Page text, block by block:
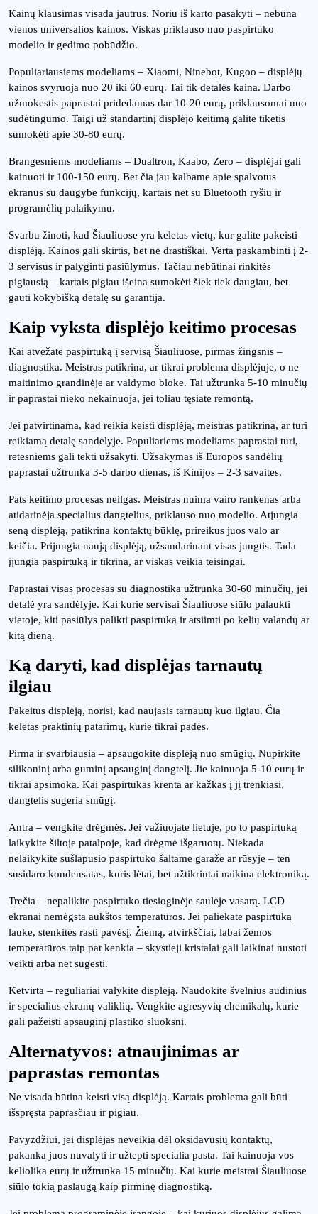
Kainų klausimas visada jautrus. Noriu iš karto pasakyti – nebūna
vienos universalios kainos. Viskas priklauso nuo paspirtuko
modelio ir gedimo pobūdžio.
Populiariausiems modeliams – Xiaomi, Ninebot, Kugoo – displėjų
kainos svyruoja nuo 20 iki 60 eurų. Tai tik detalės kaina. Darbo
užmokestis paprastai pridedamas dar 10-20 eurų, priklausomai nuo
sudėtingumo. Taigi už standartinį displėjo keitimą galite tikėtis
sumokėti apie 30-80 eurų.
Brangesniems modeliams – Dualtron, Kaabo, Zero – displėjai gali
kainuoti ir 100-150 eurų. Bet čia jau kalbame apie spalvotus
ekranus su daugybe funkcijų, kartais net su Bluetooth ryšiu ir
programėlių palaikymu.
Svarbu žinoti, kad Šiauliuose yra keletas vietų, kur galite pakeisti
displėją. Kainos gali skirtis, bet ne drastiškai. Verta paskambinti į 2-
3 servisus ir palyginti pasiūlymus. Tačiau nebūtinai rinkitės
pigiausią – kartais pigiau išeina sumokėti šiek tiek daugiau, bet
gauti kokybišką detalę su garantija.
Kaip vyksta displėjo keitimo procesas
Kai atvežate paspirtuką į servisą Šiauliuose, pirmas žingsnis –
diagnostika. Meistras patikrina, ar tikrai problema displėjuje, o ne
maitinimo grandinėje ar valdymo bloke. Tai užtrunka 5-10 minučių
ir paprastai nieko nekainuoja, jei toliau tęsiate remontą.
Jei patvirtinama, kad reikia keisti displėją, meistras patikrina, ar turi
reikiamą detalę sandėlyje. Populiariems modeliams paprastai turi,
retesniems gali tekti užsakyti. Užsakymas iš Europos sandėlių
paprastai užtrunka 3-5 darbo dienas, iš Kinijos – 2-3 savaites.
Pats keitimo procesas neilgas. Meistras nuima vairo rankenas arba
atidarinėja specialius dangtelius, priklauso nuo modelio. Atjungia
seną displėją, patikrina kontaktų būklę, prireikus juos valo ar
keičia. Prijungia naują displėją, užsandarinant visas jungtis. Tada
įjungia paspirtuką ir tikrina, ar viskas veikia teisingai.
Paprastai visas procesas su diagnostika užtrunka 30-60 minučių, jei
detalė yra sandėlyje. Kai kurie servisai Šiauliuose siūlo palaukti
vietoje, kiti pasiūlys palikti paspirtuką ir atsiimti po kelių valandų ar
kitą dieną.
Ką daryti, kad displėjas tarnautų
ilgiau
Pakeitus displėją, norisi, kad naujasis tarnautų kuo ilgiau. Čia
keletas praktinių patarimų, kurie tikrai padės.
Pirma ir svarbiausia – apsaugokite displėją nuo smūgių. Nupirkite
silikoninį arba guminį apsauginį dangtelį. Jie kainuoja 5-10 eurų ir
tikrai apsimoka. Kai paspirtukas krenta ar kažkas į jį trenkiasi,
dangtelis sugeria smūgį.
Antra – vengkite drėgmės. Jei važiuojate lietuje, po to paspirtuką
laikykite šiltoje patalpoje, kad drėgmė išgaruotų. Niekada
nelaikykite sušlapusio paspirtuko šaltame garaže ar rūsyje – ten
susidaro kondensatas, kuris lėtai, bet užtikrintai naikina elektroniką.
Trečia – nepalikite paspirtuko tiesioginėje saulėje vasarą. LCD
ekranai nemėgsta aukštos temperatūros. Jei paliekate paspirtuką
lauke, stenkitės rasti pavėsį. Žiemą, atvirkščiai, labai žemos
temperatūros taip pat kenkia – skystieji kristalai gali laikinai nustoti
veikti arba net sugesti.
Ketvirta – reguliariai valykite displėją. Naudokite švelnius audinius
ir specialius ekranų valiklių. Vengkite agresyvių chemikalų, kurie
gali pažeisti apsauginį plastiko sluoksnį.
Alternatyvos: atnaujinimas ar
paprastas remontas
Ne visada būtina keisti visą displėją. Kartais problema gali būti
išspręsta paprasčiau ir pigiau.
Pavyzdžiui, jei displėjas neveikia dėl oksidavusių kontaktų,
pakanka juos nuvalyti ir užtepti specialia pasta. Tai kainuoja vos
keliolika eurų ir užtrunka 15 minučių. Kai kurie meistrai Šiauliuose
siūlo tokią paslaugą kaip pirminę diagnostiką.